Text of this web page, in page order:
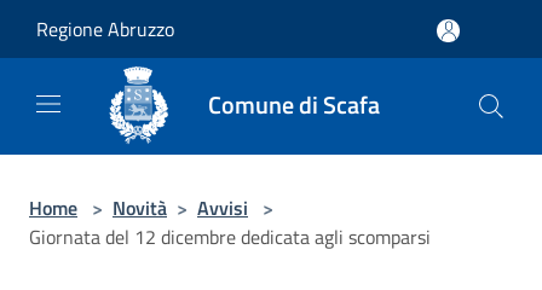
Regione Abruzzo
Comune di Scafa
Home > Novità > Avvisi >
Giornata del 12 dicembre dedicata agli scomparsi